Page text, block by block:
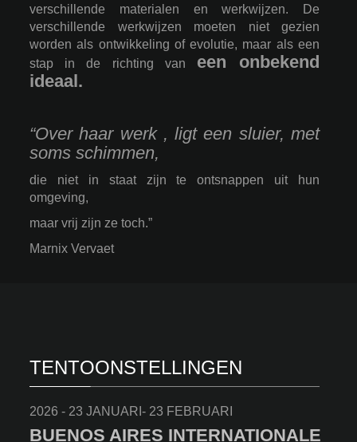
verschillende materialen en werkwijzen. De
verschillende werkwijzen moeten niet gezien
worden als ontwikkeling of evolutie, maar als een
stap in de richting van een onbekend
ideaal.
“Over haar werk , ligt een sluier, met
soms schimmen,
die niet in staat zijn te ontsnappen uit hun
omgeving,
maar vrij zijn ze toch.”
Marnix Vervaet
TENTOONSTELLINGEN
2026 - 23 JANUARI- 23 FEBRUARI
BUENOS AIRES INTERNATIONALE